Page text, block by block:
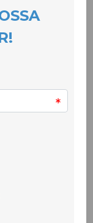
uma maior
relações
e para a
nomeadamente,
social e pela
reside no
contributo para